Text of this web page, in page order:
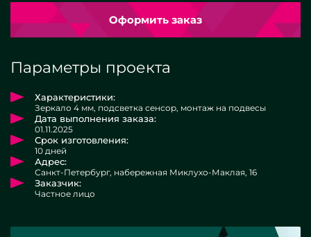
Оформить заказ
Параметры проекта
Характеристики:
Зеркало 4 мм, подсветка сенсор, монтаж на подвесы
Дата выполнения заказа:
01.11.2025
Срок изготовления:
10 дней
Адрес:
Санкт-Петербург, набережная Миклухо-Маклая, 16
Заказчик:
Частное лицо